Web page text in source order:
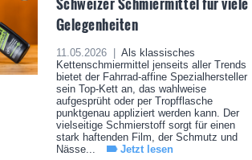
Gelegenheiten
11.05.2026 |
Als klassisches
Kettenschmiermittel jenseits aller Trends
bietet der Fahrrad-affine Spezialhersteller
sein Top-Kett an, das wahlweise
aufgesprüht oder per Tropfflasche
punktgenau appliziert werden kann. Der
vielseitige Schmierstoff sorgt für einen
stark haftenden Film, der Schmutz und
Nässe...
Jetzt lesen